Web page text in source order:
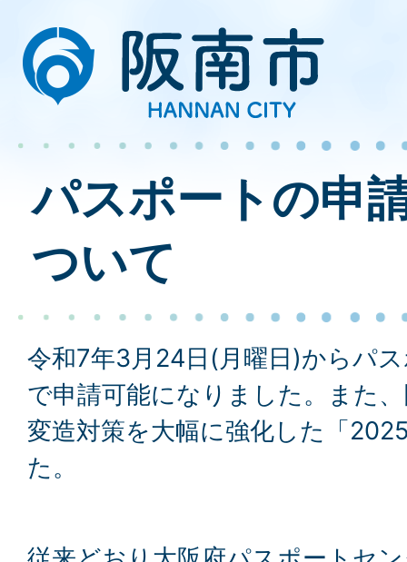
パスポートの申
ついて
令和7年3月24日(月曜日)からパ
で申請可能になりました。また
変造対策を大幅に強化した「
た。